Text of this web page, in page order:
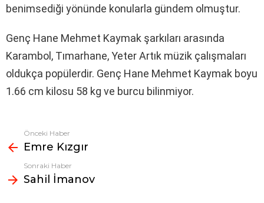
benimsediği yönünde konularla gündem olmuştur.
Genç Hane Mehmet Kaymak şarkıları arasında
Karambol, Tımarhane, Yeter Artık müzik çalışmaları
oldukça popülerdir. Genç Hane Mehmet Kaymak boyu
1.66 cm kilosu 58 kg ve burcu bilinmiyor.
Fazlasına
bak
Önceki Haber
Emre Kızgır
Sonraki Haber
Sahil İmanov